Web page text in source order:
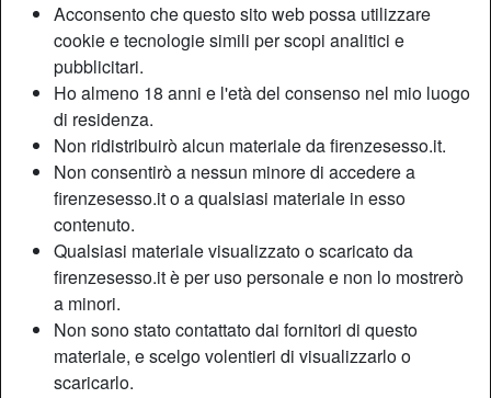
Acconsento che questo sito web possa utilizzare
cookie e tecnologie simili per scopi analitici e
pubblicitari.
Ho almeno 18 anni e l'età del consenso nel mio luogo
di residenza.
Non ridistribuirò alcun materiale da firenzesesso.it.
Non consentirò a nessun minore di accedere a
firenzesesso.it o a qualsiasi materiale in esso
contenuto.
Qualsiasi materiale visualizzato o scaricato da
firenzesesso.it è per uso personale e non lo mostrerò
a minori.
Non sono stato contattato dai fornitori di questo
materiale, e scelgo volentieri di visualizzarlo o
scaricarlo.
Nickname:
Età:
46
Paese:
Italia
Provincia:
Parma
Sesso:
Donna
Sessualità: